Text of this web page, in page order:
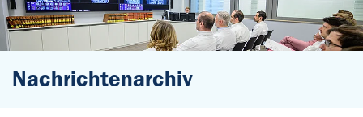
Nachrichtenarchiv